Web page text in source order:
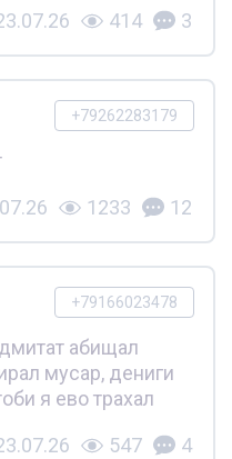
414 3
+79262283179
1233 12
+79166023478
абищал
мусар, дениги
я ево трахал
547 4